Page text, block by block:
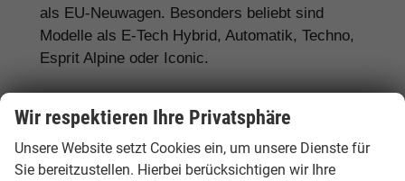
als EU-Neuwagen. Besonders beliebt sind
Modelle als E-Tech Hybrid, Automatik, Techno,
Esprit Alpine oder Iconic.
Renault Symbioz E-Tech Hybrid:
sparsames Familien-SUV
Wir respektieren Ihre Privatsphäre
Unsere Website setzt Cookies ein, um unsere Dienste für
Sie bereitzustellen. Hierbei berücksichtigen wir Ihre